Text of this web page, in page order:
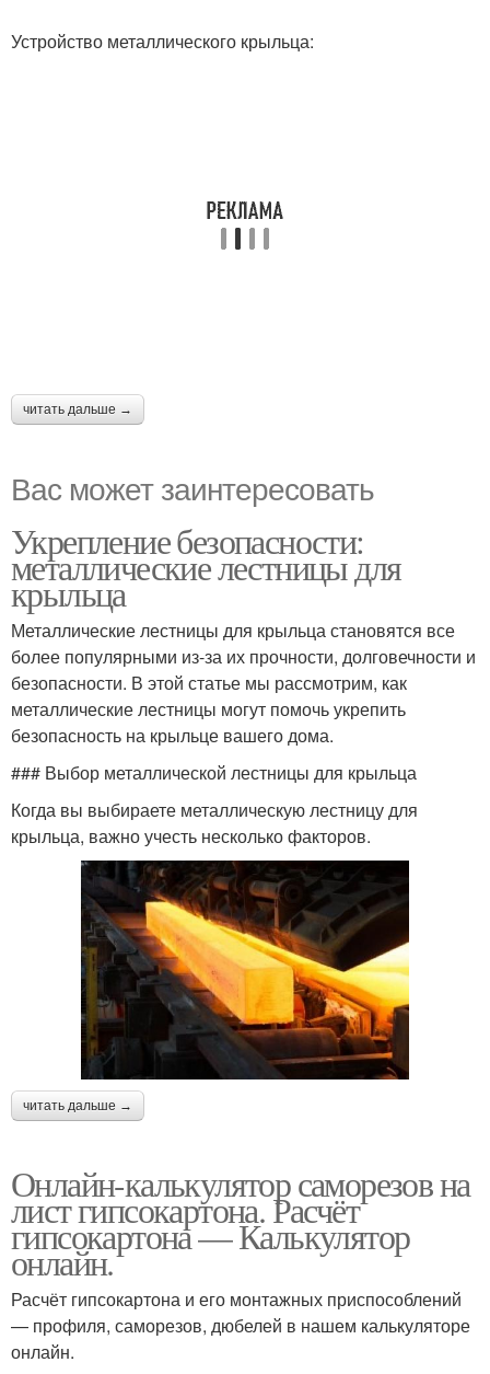
Устройство металлического крыльца:
читать дальше →
Вас может заинтересовать
Укрепление безопасности:
металлические лестницы для
крыльца
Металлические лестницы для крыльца становятся все
более популярными из-за их прочности, долговечности и
безопасности. В этой статье мы рассмотрим, как
металлические лестницы могут помочь укрепить
безопасность на крыльце вашего дома.
### Выбор металлической лестницы для крыльца
Когда вы выбираете металлическую лестницу для
крыльца, важно учесть несколько факторов.
читать дальше →
Онлайн-калькулятор саморезов на
лист гипсокартона. Расчёт
гипсокартона — Калькулятор
онлайн.
Расчёт гипсокартона и его монтажных приспособлений
— профиля, саморезов, дюбелей в нашем калькуляторе
онлайн.